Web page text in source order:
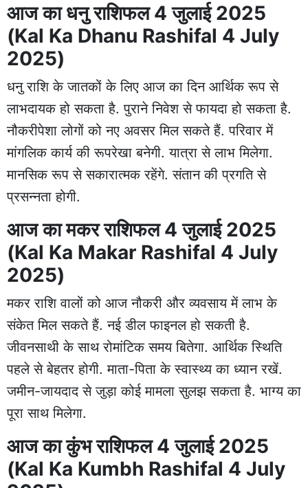
आज का धनु राशिफल 4 जुलाई 2025
(Kal Ka Dhanu Rashifal 4 July
2025)
धनु राशि के जातकों के लिए आज का दिन आर्थिक रूप से
लाभदायक हो सकता है. पुराने निवेश से फायदा हो सकता है.
नौकरीपेशा लोगों को नए अवसर मिल सकते हैं. परिवार में
मांगलिक कार्य की रूपरेखा बनेगी. यात्रा से लाभ मिलेगा.
मानसिक रूप से सकारात्मक रहेंगे. संतान की प्रगति से
प्रसन्नता होगी.
आज का मकर राशिफल 4 जुलाई 2025
(Kal Ka Makar Rashifal 4 July
2025)
मकर राशि वालों को आज नौकरी और व्यवसाय में लाभ के
संकेत मिल सकते हैं. नई डील फाइनल हो सकती है.
जीवनसाथी के साथ रोमांटिक समय बितेगा. आर्थिक स्थिति
पहले से बेहतर होगी. माता-पिता के स्वास्थ्य का ध्यान रखें.
जमीन-जायदाद से जुड़ा कोई मामला सुलझ सकता है. भाग्य का
पूरा साथ मिलेगा.
आज का कुंभ राशिफल 4 जुलाई 2025
(Kal Ka Kumbh Rashifal 4 July